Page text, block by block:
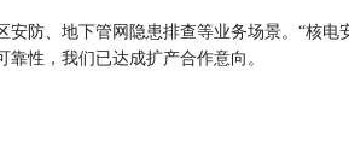
防、地下管网隐患排查等业务场景。“核电
性，我们已达成扩产合作意向。